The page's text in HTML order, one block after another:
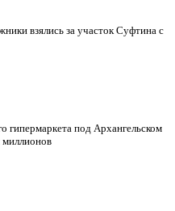
взялись за участок Суфтина с
гипермаркета под Архангельском